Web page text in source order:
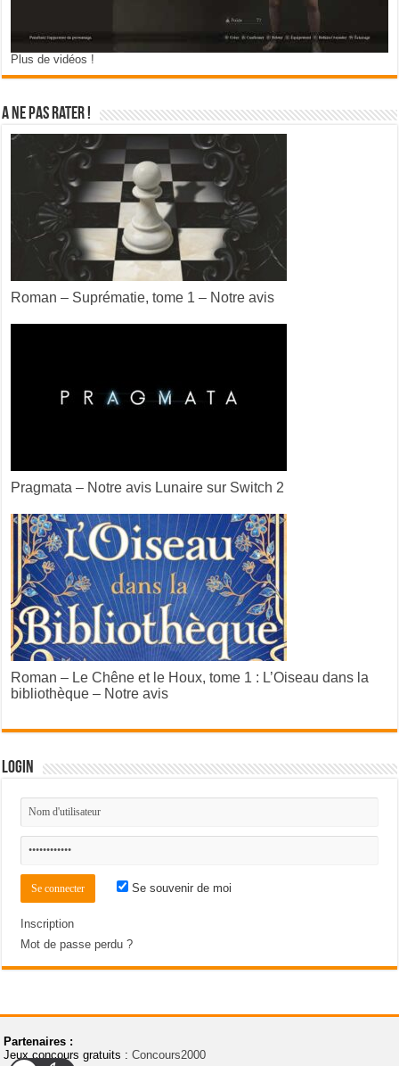
Plus de vidéos !
A ne pas rater !
Roman – Suprématie, tome 1 – Notre avis
Pragmata – Notre avis Lunaire sur Switch 2
Roman – Le Chêne et le Houx, tome 1 : L’Oiseau dans la
bibliothèque – Notre avis
Login
Se souvenir de moi
Inscription
Mot de passe perdu ?
Partenaires :
Jeux concours gratuits :Concours2000